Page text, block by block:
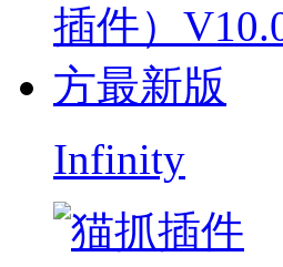
Infinity